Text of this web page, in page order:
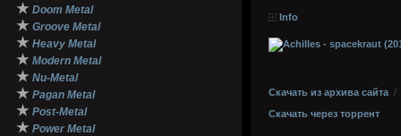
★ Doom Metal
★ Groove Metal
★ Heavy Metal
★ Modern Metal
★ Nu-Metal
★ Pagan Metal
★ Post-Metal
★ Power Metal
Info
Скачать из архива сайта /
Скачать через торрент